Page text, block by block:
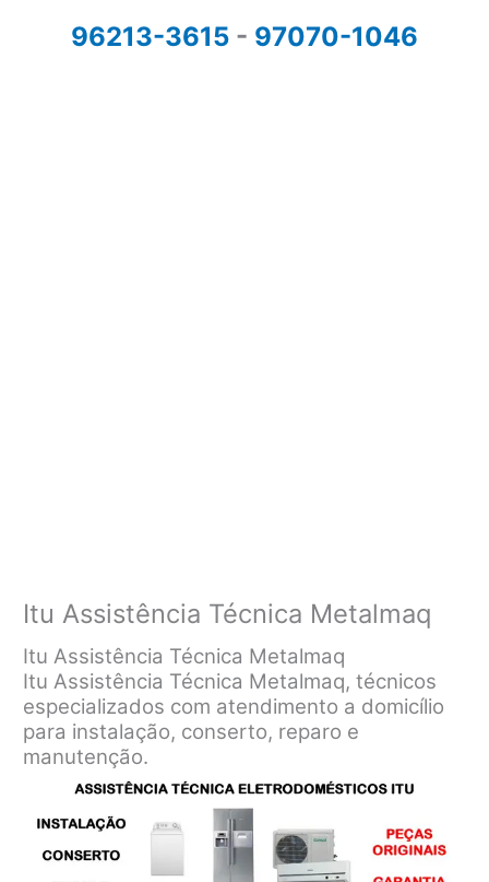
96213-3615 - 97070-1046
Itu Assistência Técnica Metalmaq
Itu Assistência Técnica Metalmaq
Itu Assistência Técnica Metalmaq, técnicos
especializados com atendimento a domicílio
para instalação, conserto, reparo e
manutenção.